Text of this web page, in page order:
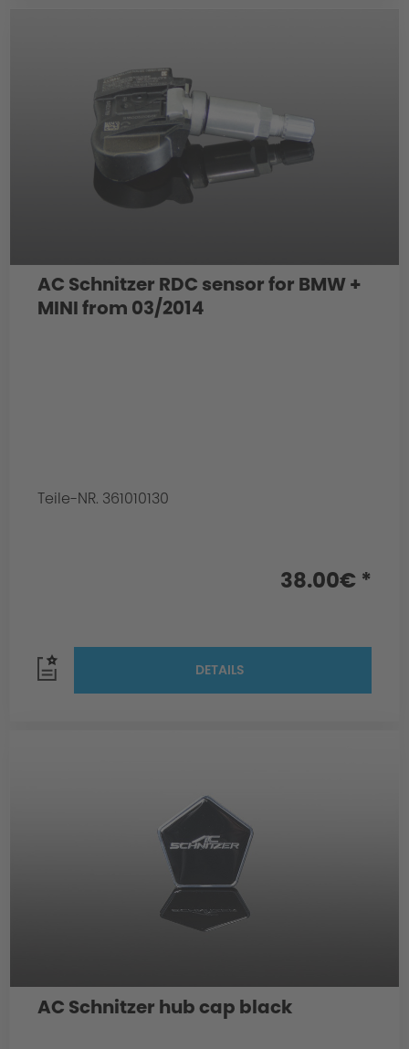
AC Schnitzer RDC sensor for BMW +
MINI from 03/2014
Teile-NR. 361010130
38.00€ *
DETAILS
AC Schnitzer hub cap black